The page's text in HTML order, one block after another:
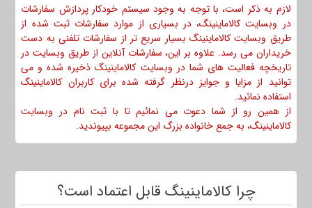
لازم به ذکر است، با توجه به وجود سیستم خودکار پردازش سفارشات
در وبسایت کالاماینینگ، در بسیاری از موارد سفارشات ثبت شده از
طریق وبسایت کالاماینینگ بسیار سریع تر از سفارشات تلفنی به دست
خریداران می رسد. علاوه بر این، سفارشات آنلاین از طریق وبسایت در
تاریخچه فعالیت های شما در وبسایت کالاماینینگ ذخیره شده و می
توانید از مزایا و جوایز درنظر گرفته شده برای کاربران کالاماینینگ
استفاده نمائید.
از همین رو از شما دعوت می نمائیم تا با ثبت نام در وبسایت
کالاماینینگ، به جمع خانواده بزرگ این مجموعه بپیوندید.
چرا کالاماینینگ قابل اعتماد است؟